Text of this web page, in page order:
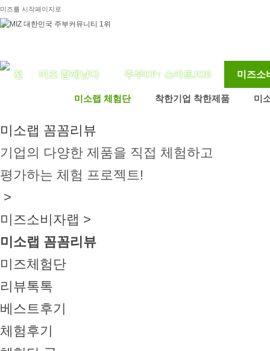
미즈를 시작페이지로
미즈 함께날다 주부UP↑ 스마트JOB 미즈소
미소랩 체험단 착한기업 착한제품 미
미소랩 꼼꼼리뷰
기업의 다양한 제품을 직접 체험하고
평가하는 체험 프로젝트!
>
미즈소비자랩 >
미소랩 꼼꼼리뷰
미즈체험단
리뷰톡톡
베스트후기
체험후기